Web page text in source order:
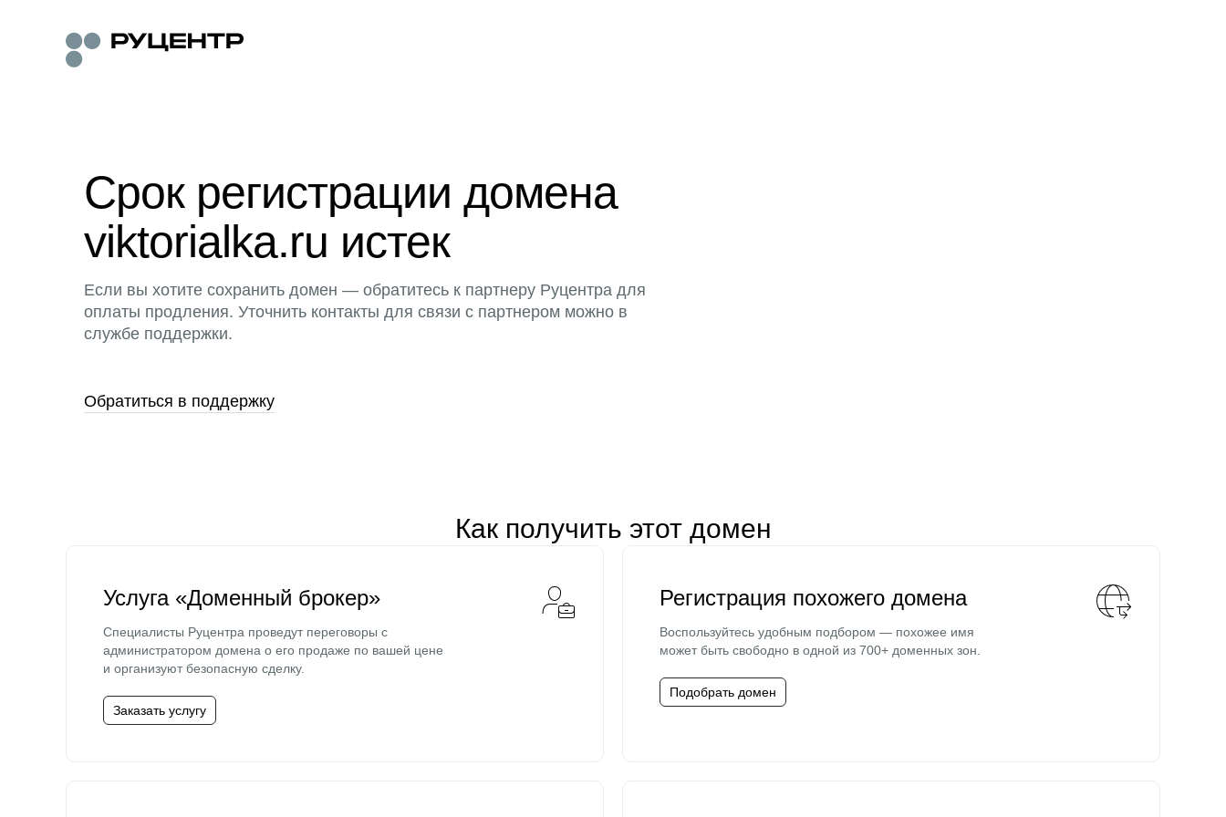
Срок регистрации домена
viktorialka.ru истек
Если вы хотите сохранить домен — обратитесь к партнеру Руцентра для
оплаты продления. Уточнить контакты для связи с партнером можно в
службе поддержки.
Обратиться в поддержку
Как получить этот домен
Услуга «Доменный брокер»
Специалисты Руцентра проведут переговоры с
администратором домена о его продаже по вашей цене
и организуют безопасную сделку.
Заказать услугу
Регистрация похожего домена
Воспользуйтесь удобным подбором — похожее имя
может быть свободно в одной из 700+ доменных зон.
Подобрать домен